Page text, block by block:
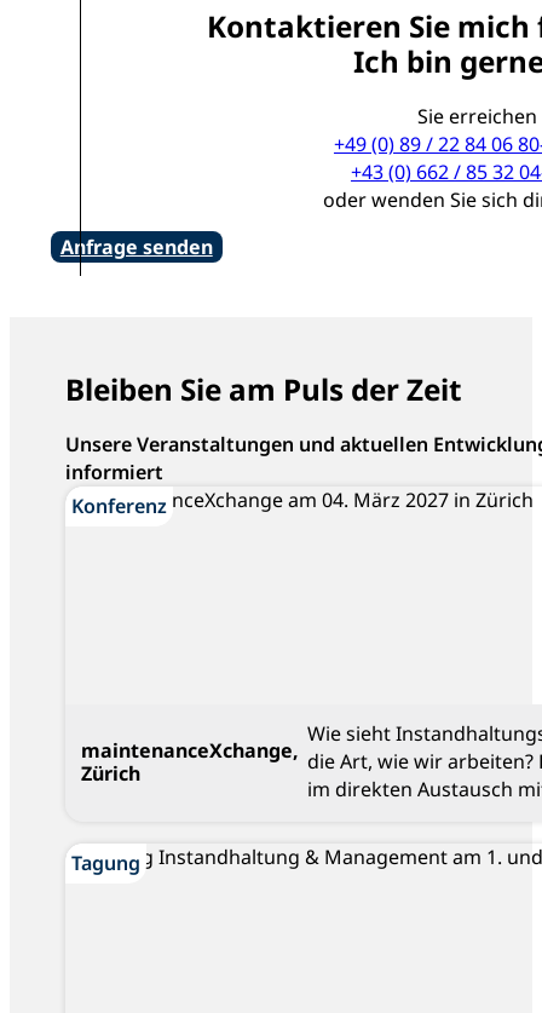
Kontaktieren Sie
Ich bin
Sie
+49 (0) 89 / 22 84 06
+43 (0) 662 / 85 32
oder wenden Sie sich
Anfrage senden
Bleiben Sie am Puls der Zeit
Unsere Veranstaltungen und aktuellen
informiert
Konferenz
Konferenz
maintenanceXchange,
Zürich
Wie sieht
die Art, wie wir
im direkten Austausch
Blog
Tagung